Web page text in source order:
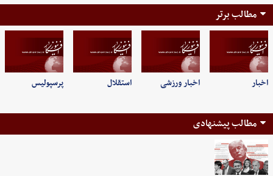
مطالب برتر
اخبار اخبار ورزشی استقلال پرسپولیس
مطالب پیشنهادی